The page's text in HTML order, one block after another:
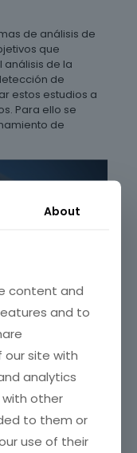
de análisis de
que
de la
de
estos estudios a
Para ello se
de
y el precio del
About
content and
and to
our site with
analytics
other
to them or
use of their